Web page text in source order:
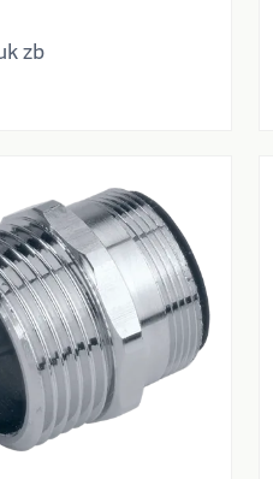
zb